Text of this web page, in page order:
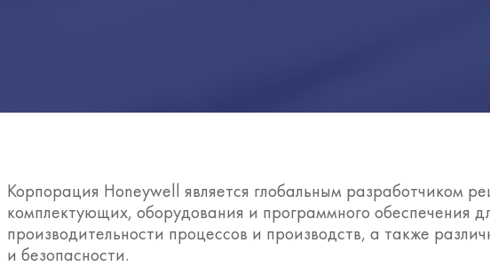
Корпорация Honeywell является глобальным разработчиком
комплектующих, оборудования и программного обеспечения
производительности процессов и производств, а также
и безопасности.